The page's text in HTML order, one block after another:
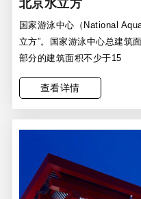
北京水立方
国家游泳中心（National
立方”。国家游泳中心总建筑
部分的建筑面积不少于15
查看详情